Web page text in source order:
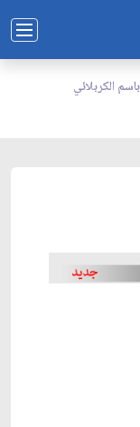
الكربلائي